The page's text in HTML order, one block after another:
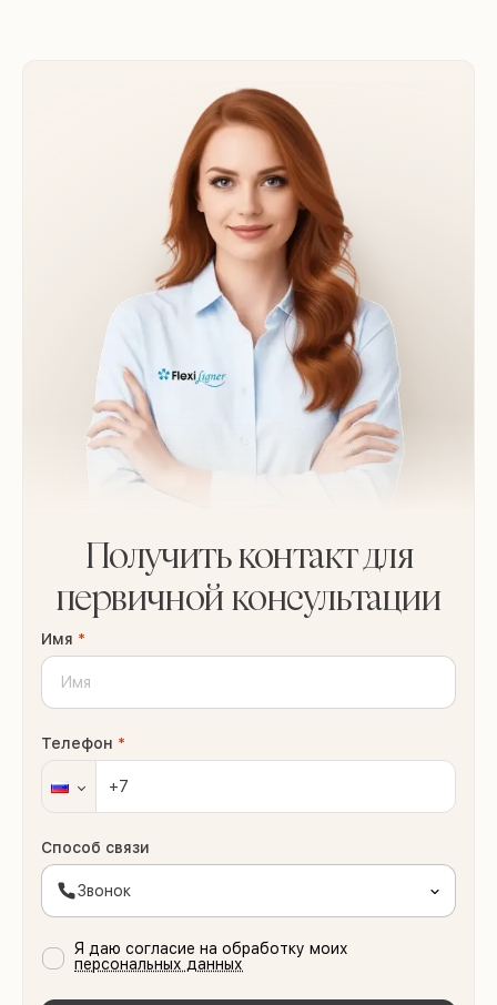
Получить контакт для
первичной консультации
Имя *
Телефон *
Способ связи
Звонок
Я даю согласие на обработку моих
персональных данных